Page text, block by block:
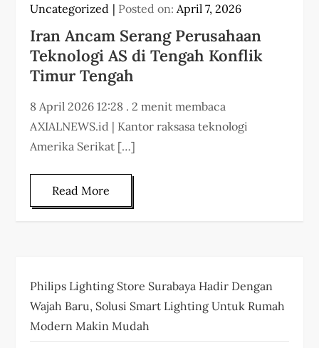
Uncategorized Posted on: April 7, 2026
Iran Ancam Serang Perusahaan
Teknologi AS di Tengah Konflik
Timur Tengah
8 April 2026 12:28 . 2 menit membaca
AXIALNEWS.id | Kantor raksasa teknologi
Amerika Serikat […]
Read More
Philips Lighting Store Surabaya Hadir Dengan
Wajah Baru, Solusi Smart Lighting Untuk Rumah
Modern Makin Mudah